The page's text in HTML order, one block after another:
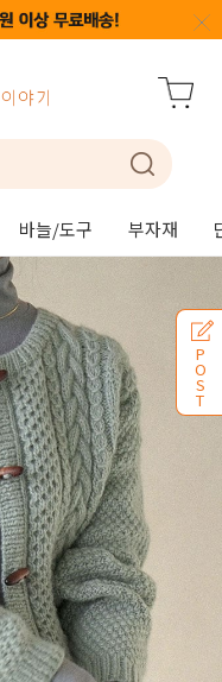
바늘/도구 부자재
P
O
S
T